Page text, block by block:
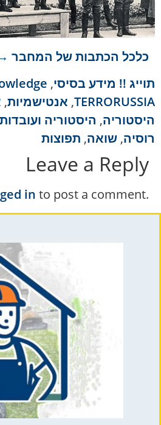
כלכל הכתבות של המחבר
תוייג !! מידע בסיסי,
TERRORUSSIA
, אנטישמיות,
היסטוריה, היסטוריה ועובדות
רוסיה, שואה, תפוצות
Leave a Reply
in to post a comment.